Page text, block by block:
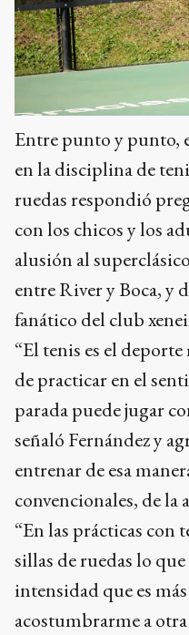
Entre punto y punto,
en la disciplina de
ruedas respondió
con los chicos y los
alusión al
entre River y Boca, y
fanático del club
“El tenis es el
de practicar en el
parada puede jugar
señaló Fernández y
entrenar de esa
convencionales, de la
“En las prácticas con
sillas de ruedas lo
intensidad que es
acostumbrarme a